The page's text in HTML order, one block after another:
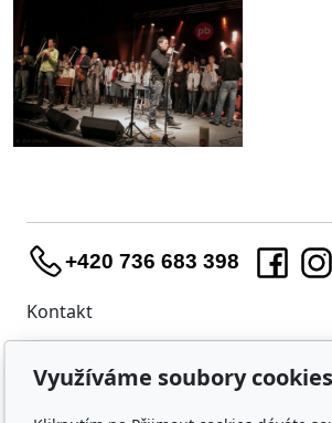
+420 736 683 398
Kontakt
Útěchovská 224/1
Využíváme soubory cookies